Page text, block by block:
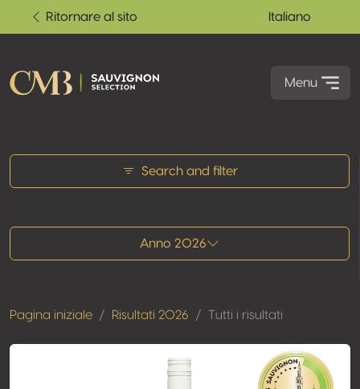
Ritornare al sito Italiano
Menu
Search and filter
Anno 2026
Pagina iniziale Risultati 2026 Tutti i risultati